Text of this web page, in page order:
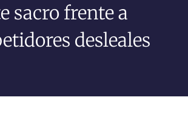
sacro frente a
desleales